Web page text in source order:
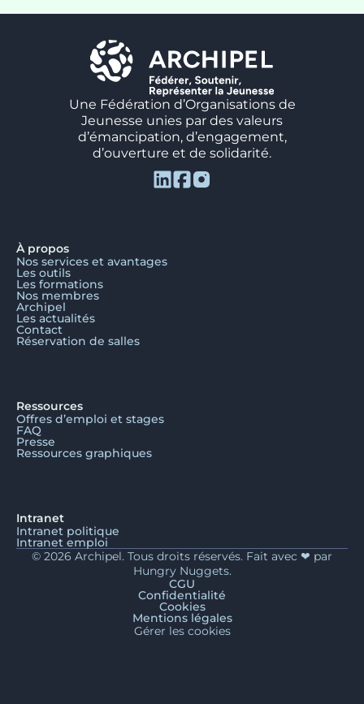
Une Fédération d’Organisations de
Jeunesse unies par des valeurs
d’émancipation, d’engagement,
d’ouverture et de solidarité.
À propos
Nos services et avantages
Les outils
Les formations
Nos membres
Archipel
Les actualités
Contact
Réservation de salles
Ressources
Offres d’emploi et stages
FAQ
Presse
Ressources graphiques
Intranet
Intranet politique
Intranet emploi
© 2026 Archipel. Tous droits réservés. Fait avec ❤ par
Hungry Nuggets.
CGU
Confidentialité
Cookies
Mentions légales
Gérer les cookies